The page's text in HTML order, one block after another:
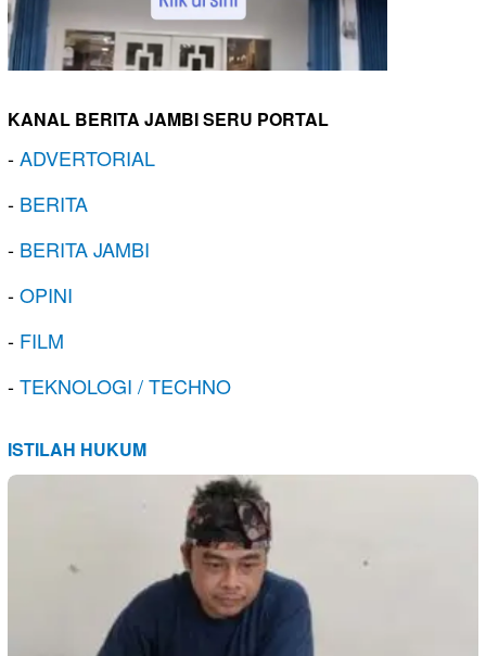
KANAL BERITA JAMBI SERU PORTAL
-ADVERTORIAL
- BERITA
- BERITA JAMBI
-OPINI
- FILM
-TEKNOLOGI / TECHNO
ISTILAH HUKUM